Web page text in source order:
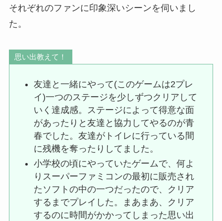
それぞれのファンに印象深いシーンを伺いまし
た。
思い出教えて！
友達と一緒にやって(このゲームは2プレ
イ)一つのステージを少しずつクリアして
いく達成感。ステージによって得意な面
があったりと友達と協力してやるのが青
春でした。友達がトイレに行っている間
に残機を奪ったりしてました。
小学校の頃にやっていたゲームで、何よ
りスーパーファミコンの最初に販売され
たソフトの中の一つだったので、クリア
するまでプレイした。まあまあ、クリア
するのに時間がかかってしまった思い出